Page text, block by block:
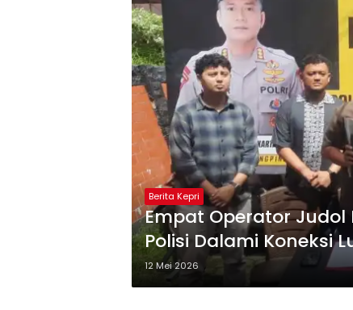
Berita Kepri
Empat Operator
Polisi Dalami Koneksi
12 Mei 2026